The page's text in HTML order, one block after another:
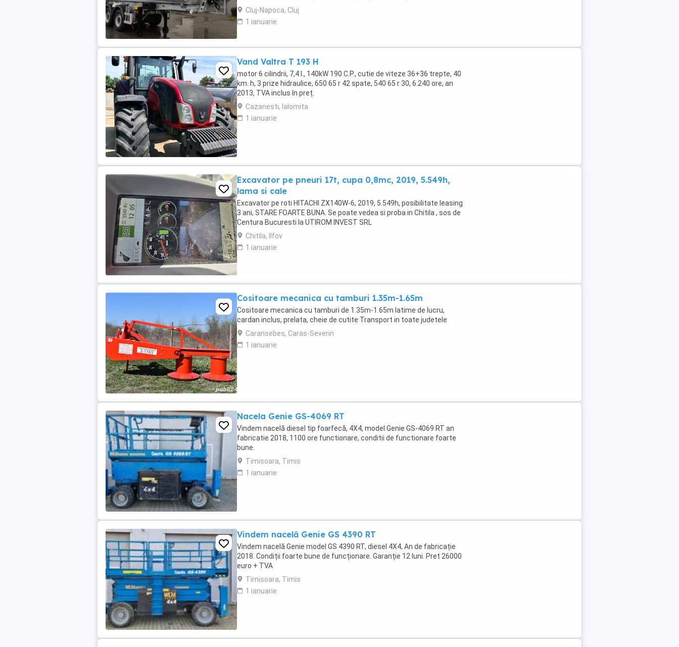
: ZASLAW, Polonia ...
Cluj-Napoca, Cluj
1 ianuarie
Vand Valtra T 193 H
motor 6 cilindrii, 7,4 l., 140kW 190 C.P., cutie de viteze 36+36 trepte, 40
km. h, 3 prize hidraulice, 650 65 r 42 spate, 540 65 r 30, 6.240 ore, an
2013, TVA inclus în preț.
Cazanesti, Ialomita
1 ianuarie
Excavator pe pneuri 17t, cupa 0,8mc, 2019, 5.549h,
lama si cale
Excavator pe roti HITACHI ZX140W-6, 2019, 5.549h, posibilitate leasing
3 ani, STARE FOARTE BUNA. Se poate vedea si proba in Chitila , sos de
Centura Bucuresti la UTIROM INVEST SRL
Chitila, Ilfov
1 ianuarie
Cositoare mecanica cu tamburi 1.35m-1.65m
Cositoare mecanica cu tamburi de 1.35m-1.65m latime de lucru,
cardan inclus, prelata, cheie de cutite Transport in toate judetele
Caransebes, Caras-Severin
1 ianuarie
Nacela Genie GS-4069 RT
Vindem nacelă diesel tip foarfecă, 4X4, model Genie GS-4069 RT an
fabricatie 2018, 1100 ore functionare, conditii de functionare foarte
bune.
Timisoara, Timis
1 ianuarie
Vindem nacelă Genie GS 4390 RT
Vindem nacelă Genie model GS 4390 RT, diesel 4X4, An de fabricație
2018. Condiții foarte bune de funcționare. Garanție 12 luni. Pret 26000
euro + TVA
Timisoara, Timis
1 ianuarie